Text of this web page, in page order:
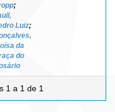
;
Luiz;
da
do
1 a 1 de 1